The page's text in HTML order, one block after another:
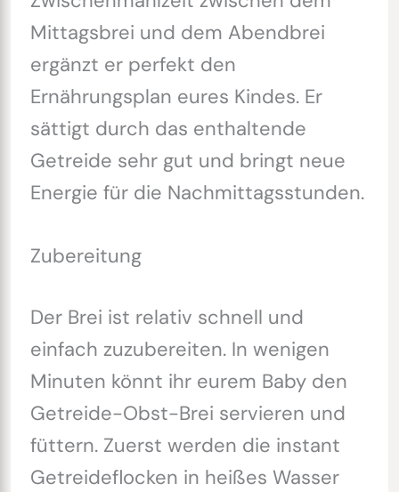
Mittagsbrei und dem Abendbrei
ergänzt er perfekt den
Ernährungsplan eures Kindes. Er
sättigt durch das enthaltende
Getreide sehr gut und bringt neue
Energie für die Nachmittagsstunden.
Zubereitung
Der Brei ist relativ schnell und
einfach zuzubereiten. In wenigen
Minuten könnt ihr eurem Baby den
Getreide-Obst-Brei servieren und
füttern. Zuerst werden die instant
Getreideflocken in heißes Wasser